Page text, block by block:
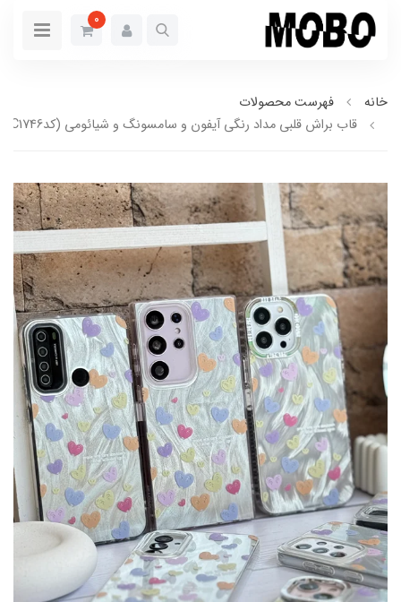
0
خانه
فهرست محصولات
قاب براش قلبی مداد رنگی آیفون و سامسونگ و شیائومی (کدC1746)